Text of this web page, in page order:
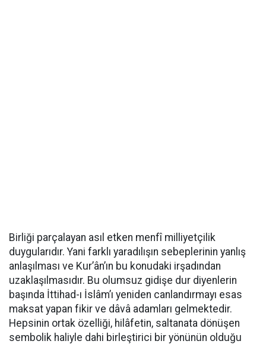
Birliği parçalayan asıl etken menfî milliyetçilik
duygularıdır. Yani farklı yaradılışın sebeplerinin yanlış
anlaşılması ve Kur’ân’ın bu konudaki irşadından
uzaklaşılmasıdır. Bu olumsuz gidişe dur diyenlerin
başında İttihad-ı İslâm’ı yeniden canlandırmayı esas
maksat yapan fikir ve dâvâ adamları gelmektedir.
Hepsinin ortak özelliği, hilâfetin, saltanata dönüşen
sembolik haliyle dahi birleştirici bir yönünün olduğu